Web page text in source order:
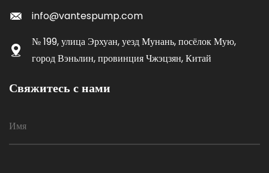
info@vantespump.com
№ 199, улица Эрхуан, уезд Мунань, посёлок Мую,
город Вэньлин, провинция Чжэцзян, Китай
Свяжитесь с нами